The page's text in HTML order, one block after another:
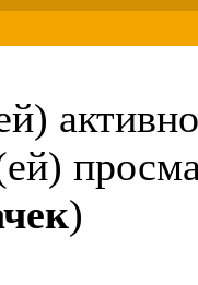
активно
)